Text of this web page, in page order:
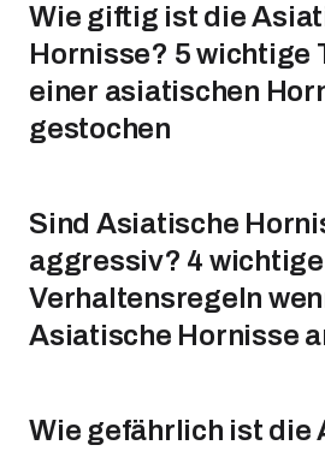
Wie giftig ist die
Hornisse? 5 wichtige
einer asiatischen
gestochen
Sind Asiatische
aggressiv? 4 wichtige
Verhaltensregeln
Asiatische Hornisse
Wie gefährlich ist die